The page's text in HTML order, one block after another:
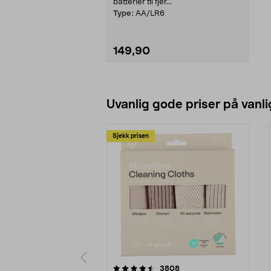
batterier til fjer...
Type: AA/LR6
149,90
Uvanlig gode priser på
Sjekk prisen
3808anmeldelser
4.5av 5 stjerner